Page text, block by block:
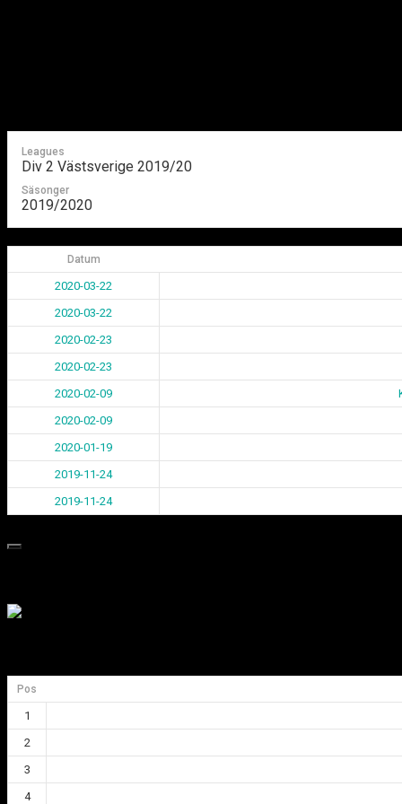
Leagues
Div 2 Västsverige 2019/20
Säsonger
2019/2020
Datum
2020-03-22
2020-03-22
2020-02-23
2020-02-23
2020-02-09
2020-02-09
2020-01-19
2019-11-24
2019-11-24
Pos
1
2
3
4